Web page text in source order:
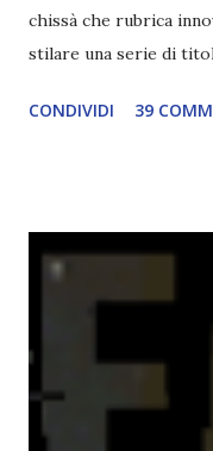
chissà che rubrica
stilare una serie di
una rubrica per
spaziare con i generi
Per farvi un esempio
troppi libri
che non è sempre un
causa per il mio calo
nessun giorno fisso,
CONDIVIDI 39